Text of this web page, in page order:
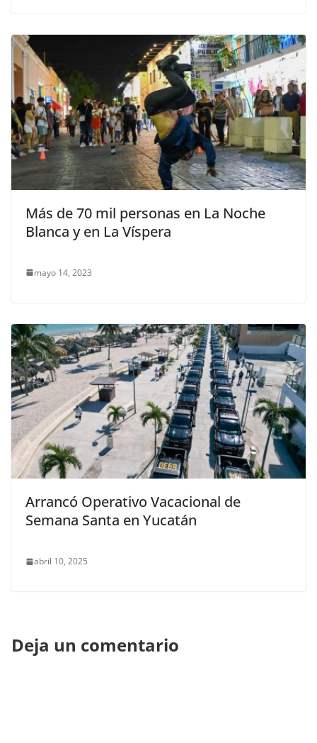
Más de 70 mil personas en La Noche
Blanca y en La Víspera
mayo 14, 2023
Arrancó Operativo Vacacional de
Semana Santa en Yucatán
abril 10, 2025
Deja un comentario